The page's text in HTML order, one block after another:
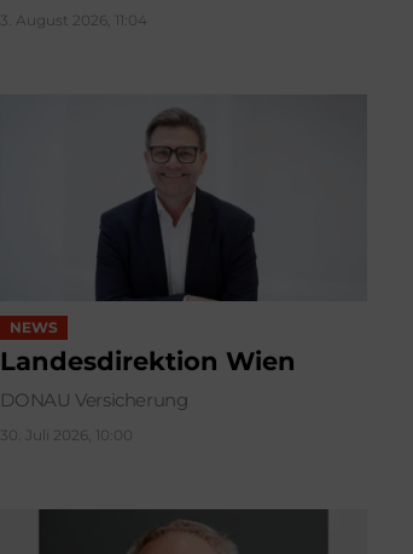
3. August 2026, 11:04
NEWS
Landesdirektion Wien
DONAU Versicherung
30. Juli 2026, 10:00